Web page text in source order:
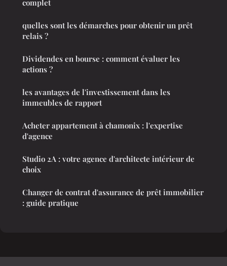
complet
quelles sont les démarches pour obtenir un prêt
relais ?
Dividendes en bourse : comment évaluer les
actions ?
les avantages de l'investissement dans les
immeubles de rapport
Acheter appartement à chamonix : l'expertise
d'agence
Studio 2A : votre agence d'architecte intérieur de
choix
Changer de contrat d'assurance de prêt immobilier
: guide pratique